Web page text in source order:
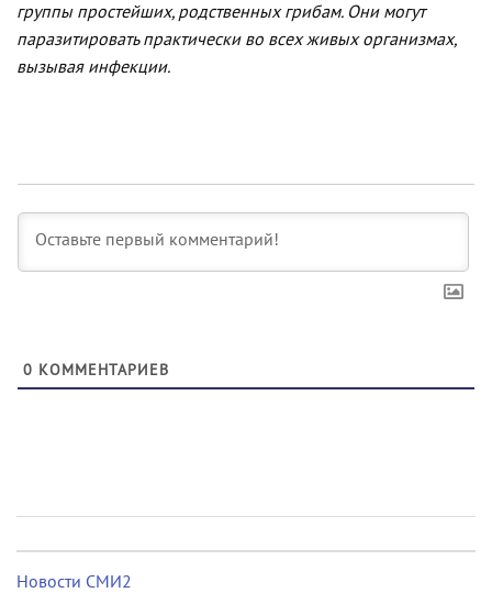
группы простейших, родственных грибам. Они могут
паразитировать практически во всех живых организмах,
вызывая инфекции.
0 КОММЕНТАРИЕВ
Новости СМИ2